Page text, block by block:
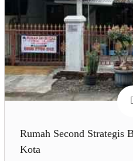
Rumah Second Strategis
Kota